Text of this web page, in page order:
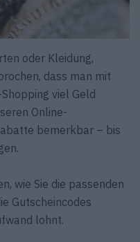
oder Kleidung,
dass man mit
viel Geld
Online-
bemerkbar – bis
wie Sie die passenden
Gutscheincodes
lohnt.